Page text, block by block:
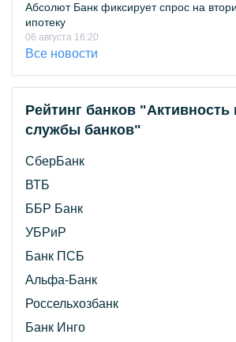
Абсолют Банк фиксирует спрос на
ипотеку
06 августа 16:20
Все новости
Рейтинг банков "Активность
службы банков"
СберБанк
ВТБ
ББР Банк
УБРиР
Банк ПСБ
Альфа-Банк
Россельхозбанк
Банк Инго